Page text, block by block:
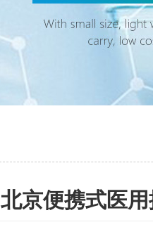
北京便携式医